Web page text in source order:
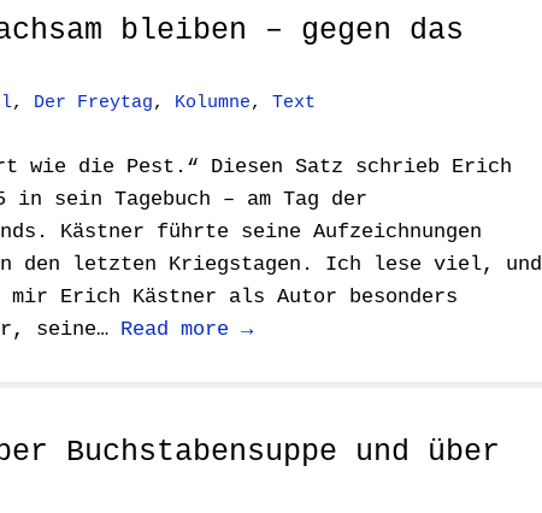
bleiben – gegen das
, Der Freytag, Kolumne, Text
wie die Pest.“ Diesen Satz schrieb Erich
in sein Tagebuch – am Tag der
Kästner führte seine Aufzeichnungen
in den letzten Kriegstagen. Ich lese viel, und
Erich Kästner als Autor besonders
seine… Read more →
Buchstabensuppe und über